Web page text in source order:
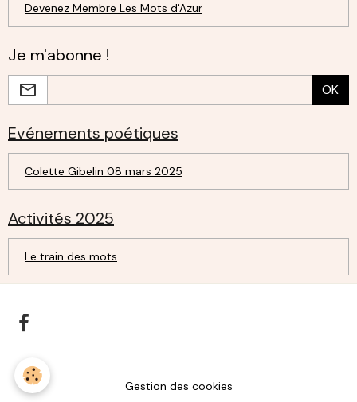
Devenez Membre Les Mots d'Azur
Je m'abonne !
OK
Evénements poétiques
Colette Gibelin 08 mars 2025
Activités 2025
Le train des mots
Gestion des cookies